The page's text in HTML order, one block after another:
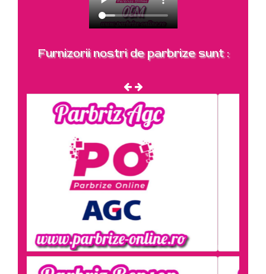
Furnizorii nostri de parbrize sunt :